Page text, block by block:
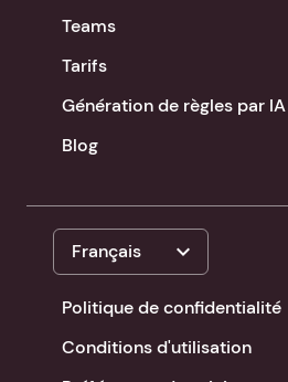
Teams
Tarifs
Génération de règles par IA
Blog
Français expand_more
Politique de confidentialité
Conditions d'utilisation